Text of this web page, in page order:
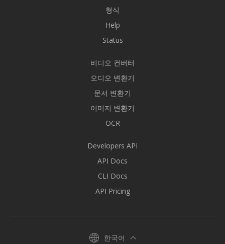
형식
Help
Status
비디오 컨버터
오디오 변환기
문서 변환기
이미지 변환기
OCR
Developers API
API Docs
CLI Docs
API Pricing
한국어